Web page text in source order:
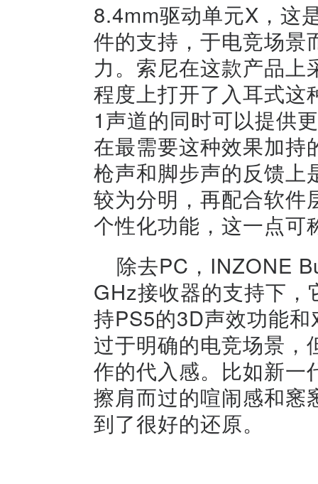
8.4mm驱动单元X，这
件的支持，于电竞场景
力。索尼在这款产品上
程度上打开了入耳式这
1声道的同时可以提供
在最需要这种效果加
枪声和脚步声的反馈上
较为分明，再配合软件
个性化功能，这一点可
除去PC，INZONE
GHz接收器的支持下
持PS5的3D声效功能
过于明确的电竞场景，
作的代入感。比如新一
擦肩而过的喧闹感和
到了很好的还原。